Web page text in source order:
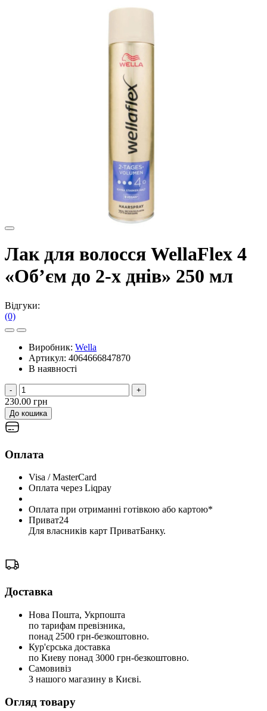
Лак для волосся WellaFlex 4
«Об’єм до 2-х днів» 250 мл
Відгуки:
(0)
Виробник: Wella
Артикул: 4064666847870
В наявності
- +
230.00 грн
До кошика
Оплата
Visa / MasterCard
Оплата через Liqpay
Оплата при отриманні готівкою або картою*
Приват24
Для власників карт ПриватБанку.
Доставка
Нова Пошта, Укрпошта
по тарифам превізника,
понад 2500 грн-безкоштовно.
Кур'єрська доставка
по Киеву понад 3000 грн-безкоштовно.
Самовивіз
З нашого магазину в Києві.
Огляд товару